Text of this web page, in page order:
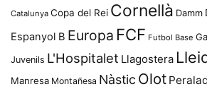
Catalunya Copa del Rei Cornellà Damm
Espanyol B Europa FCF Futbol Base
Juvenils L'Hospitalet Llagostera
Manresa Montañesa Nàstic Olot